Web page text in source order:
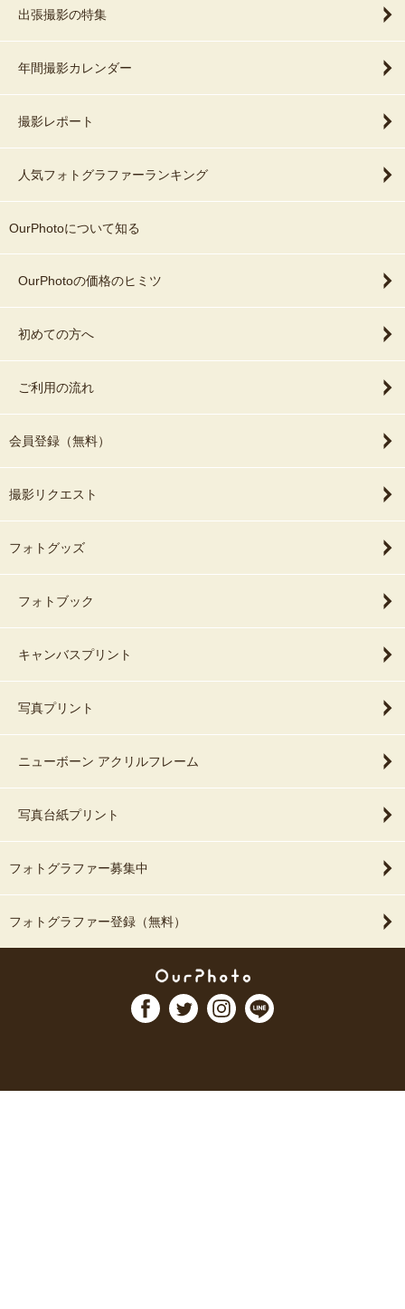
出張撮影の特集
年間撮影カレンダー
撮影レポート
人気フォトグラファーランキング
OurPhotoについて知る
OurPhotoの価格のヒミツ
初めての方へ
ご利用の流れ
会員登録（無料）
撮影リクエスト
フォトグッズ
フォトブック
キャンバスプリント
写真プリント
ニューボーン アクリルフレーム
写真台紙プリント
フォトグラファー募集中
フォトグラファー登録（無料）